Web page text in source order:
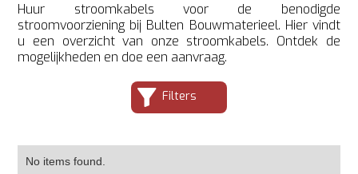
Huur stroomkabels voor de benodigde
stroomvoorziening bij Bulten Bouwmaterieel. Hier vindt
u een overzicht van onze stroomkabels. Ontdek de
mogelijkheden en doe een aanvraag.
Filters
No items found.